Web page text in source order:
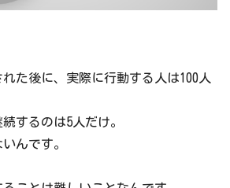
た後に、実際に行動する人は100人
するのは5人だけ。
んです。